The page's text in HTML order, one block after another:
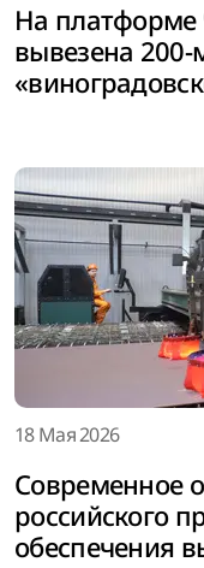
На платформе
вывезена
18 Мая 2026
Современное
российского
обеспечения